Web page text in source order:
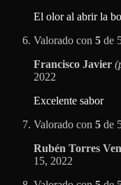
El olor al abrir la
Valorado con 5 de
Francisco Javier
2022
Excelente sabor
Valorado con 5 de
Rubén Torres
15, 2022